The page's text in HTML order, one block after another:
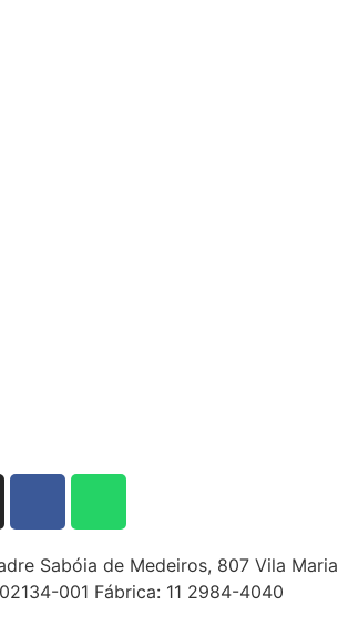
Sabóia de Medeiros, 807 Vila Maria
02134-001 Fábrica: 11 2984-4040